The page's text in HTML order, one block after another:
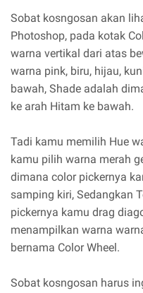
Sobat kosngosan akan
Photoshop, pada kotak
warna vertikal dari atas
warna pink, biru, hijau,
bawah, Shade adalah
ke arah Hitam ke bawah.
Tadi kamu memilih Hue
kamu pilih warna merah
dimana color pickernya
samping kiri, Sedangkan
pickernya kamu drag
menampilkan warna
bernama Color Wheel.
Sobat kosngosan harus